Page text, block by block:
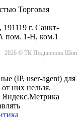
Торговая
г. Санкт-
пом. 1-Н, ком.1
2026 © ТК Подшипник Шоп
(IP, user-agent) для
них нельзя.
Яндекс.Метрика